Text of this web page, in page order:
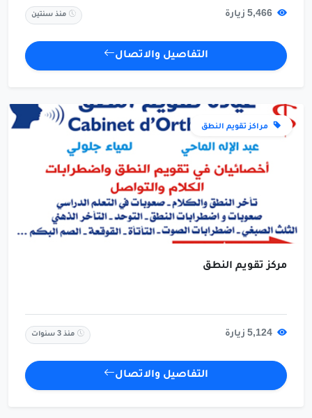
منذ سنتين
التفاصيل والاتصال
مراكز تقويم النطق
مركز تقويم النطق
منذ 3 سنوات
التفاصيل والاتصال